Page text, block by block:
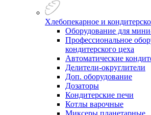
Хлебопекарное и
Оборудование для
Профессиональное
кондитерского цеха
Автоматические
Делители-округлители
Доп. оборудование
Дозаторы
Кондитерские печи
Котлы варочные
Миксеры планетарные